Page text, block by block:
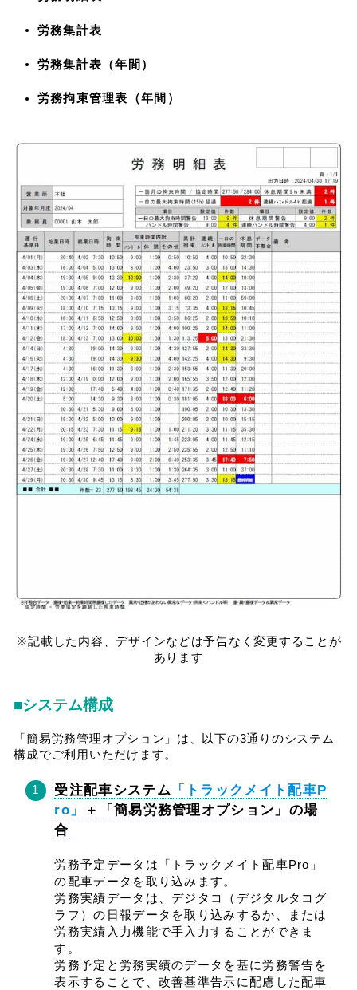
労務集計表
労務集計表（年間）
労務拘束管理表（年間）
※記載した内容、デザインなどは予告なく変更することが
あります
■システム構成
「簡易労務管理オプション」は、以下の3通りのシステム
構成でご利用いただけます。
受注配車システム 「トラックメイト配車P
ro」
＋「簡易労務管理オプション」の場
合
労務予定データは「トラックメイト配車Pro」
の配車データを取り込みます。
労務実績データは、デジタコ（デジタルタコグ
ラフ）の日報データを取り込みするか、または
労務実績入力機能で手入力することができま
す。
労務予定と労務実績のデータを基に労務警告を
表示することで、改善基準告示に配慮した配車